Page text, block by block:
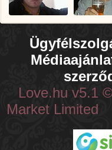
Love.hu v5.1
Market Limited